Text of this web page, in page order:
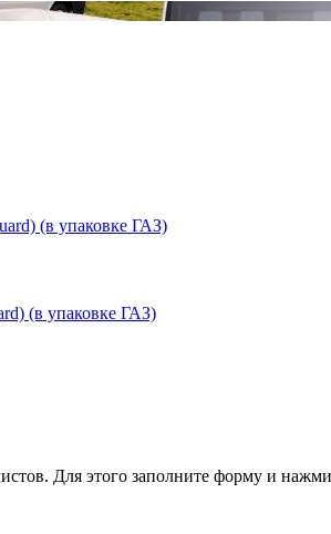
(в упаковке ГАЗ)
(в упаковке ГАЗ)
Для этого заполните форму и